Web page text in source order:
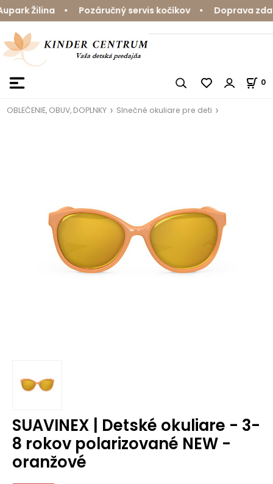
Žilina • Pozáručný servis kočíkov • Doprava
0
OBLEČENIE, OBUV, DOPLNKY Slnečné okuliare pre deti
SUAVINEX | Detské okuliare - 3-
8 rokov polarizované NEW -
oranžové